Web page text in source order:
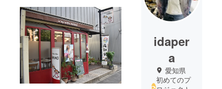
idaper
a
愛知県
初めてのプ